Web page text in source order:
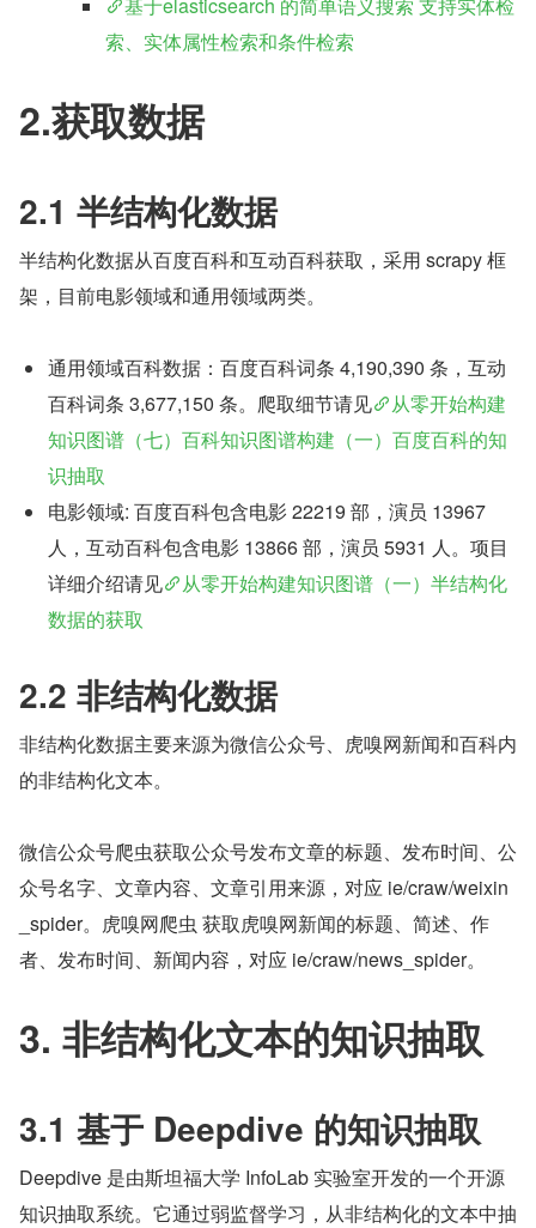
索、实体属性检索和条件检索
2.获取数据
2.1 半结构化数据
半结构化数据从百度百科和互动百科获取，采用 scrapy 框
架，目前电影领域和通用领域两类。
通用领域百科数据：百度百科词条 4,190,390 条，互动
百科词条 3,677,150 条。爬取细节请见
从零开始构建
知识图谱（七）百科知识图谱构建（一）百度百科的知
识抽取
电影领域: 百度百科包含电影 22219 部，演员 13967
人，互动百科包含电影 13866 部，演员 5931 人。项目
详细介绍请见
从零开始构建知识图谱（一）半结构化
数据的获取
2.2 非结构化数据
非结构化数据主要来源为微信公众号、虎嗅网新闻和百科内
的非结构化文本。
微信公众号爬虫获取公众号发布文章的标题、发布时间、公
众号名字、文章内容、文章引用来源，对应 ie/craw/weixin
_spider。虎嗅网爬虫 获取虎嗅网新闻的标题、简述、作
者、发布时间、新闻内容，对应 ie/craw/news_spider。
3. 非结构化文本的知识抽取
3.1 基于 Deepdive 的知识抽取
Deepdive 是由斯坦福大学 InfoLab 实验室开发的一个开源
知识抽取系统。它通过弱监督学习，从非结构化的文本中抽